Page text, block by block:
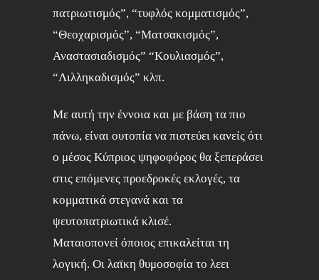
πατριωτισμός”, “τυφλός κομματισμός”,
“Θεοχαρισμός”, “Ματσακισμός”,
Αναστασιαδισμός” “Κουλιασμός”,
“Λιλληκαδισμός” κλπ.
Με αυτή την έννοια και με βάση τα πιο
πάνω, είναι ουτοπία να πιστεύει κανείς ότι
ο μέσος Κύπριος ψηφοφόρος θα ξεπεράσει
στις επόμενες προεδροκές εκλογές, τα
κομματικά στεγανά και τα
ψευτοπατριωτικά κλισέ.
Ματαιοπονεί όποιος επικαλείται τη
λογική. Οι λαϊκη θυμοσοφία το λεει